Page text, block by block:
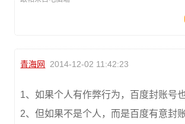
青海网 2014-12-02 11:42:23
1、如果个人有作弊行为，百度封账号
2、但如果不是个人，而是百度有意封